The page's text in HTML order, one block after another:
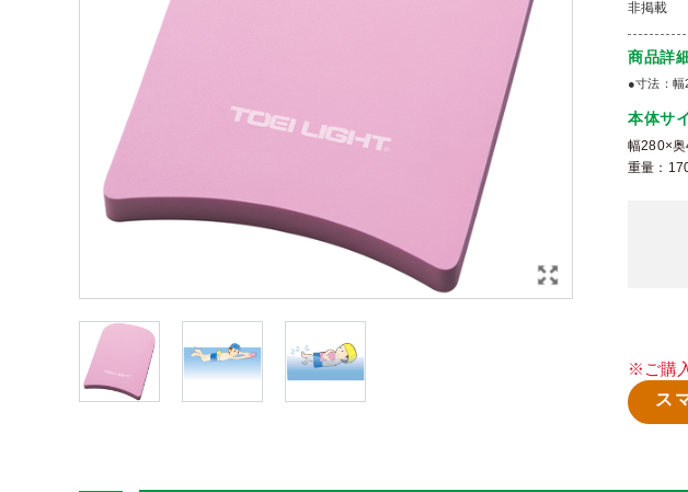
非掲載
商品詳
●寸法：
本体サ
幅280×
重量：
※ご購
ス